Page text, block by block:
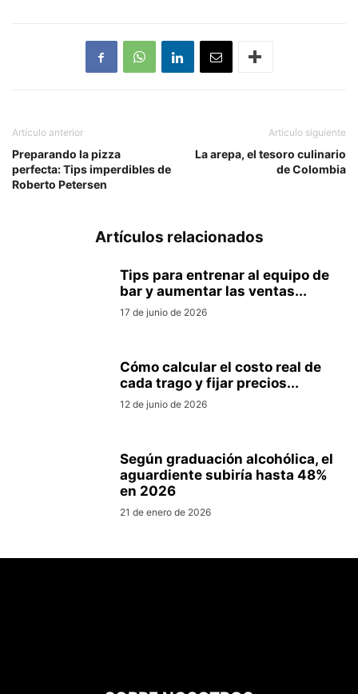
Artículo anterior
Preparando la pizza
perfecta: Tips imperdibles de
Roberto Petersen
Artículo siguiente
La arepa, el tesoro culinario
de Colombia
Artículos relacionados
Tips para entrenar al equipo de
bar y aumentar las ventas...
17 de junio de 2026
Cómo calcular el costo real de
cada trago y fijar precios...
12 de junio de 2026
Según graduación alcohólica, el
aguardiente subiría hasta 48%
en 2026
21 de enero de 2026